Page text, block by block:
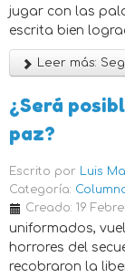
jugar con las
escrita bien
Leer más:
¿Será
paz?
Escrito por Luis
Categoría:
Creado: 19
uniformados,
horrores del
recobraron la